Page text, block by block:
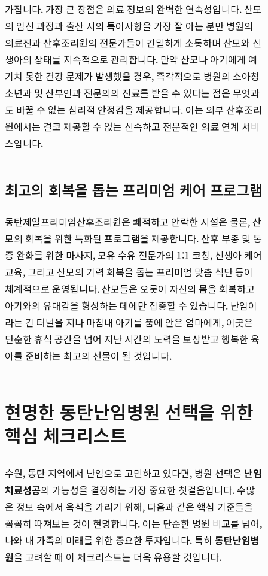
가집니다. 가장 큰 장점은 의료 정보의 완벽한 연속성입니다. 산모
의 임신 과정과 출산 시의 특이사항을 가장 잘 아는 분만 병원의
의료진과 산후조리원의 전문가들이 긴밀하게 소통하며 산모와 신
생아의 상태를 지속적으로 관리합니다. 만약 산모나 아기에게 예
기치 못한 건강 문제가 발생했을 경우, 즉각적으로 병원의 소아청
소년과 및 산부인과 전문의의 진료를 받을 수 있다는 점은 무엇과
도 바꿀 수 없는 심리적 안정감을 제공합니다. 이는 외부 산후조리
원에서는 결코 제공할 수 없는 신속하고 전문적인 의료 연계 서비
스입니다.
최고의 회복을 돕는 프리미엄 케어 프로그램
동탄제일프리미엄산후조리원은 쾌적하고 안락한 시설은 물론, 산
모의 회복을 위한 특화된 프로그램을 제공합니다. 산후 부종 및 통
증 완화를 위한 마사지, 모유 수유 전문가의 1:1 코칭, 신생아 케어
교육, 그리고 산모의 기력 회복을 돕는 프리미엄 맞춤 식단 등이
체계적으로 운영됩니다. 산모들은 오롯이 자신의 몸을 회복하고
아기와의 유대감을 형성하는 데에만 집중할 수 있습니다. 난임이
라는 긴 터널을 지나 마침내 아기를 품에 안은 엄마에게, 이곳은
단순한 휴식 공간을 넘어 지난 시간의 노력을 보상받고 행복한 육
아를 준비하는 최고의 선물이 될 것입니다.
현명한 동탄난임병원 선택을 위한
핵심 체크리스트
수원, 동탄 지역에서 난임으로 고민하고 있다면, 병원 선택은 난임
치료성공의 가능성을 결정하는 가장 중요한 첫걸음입니다. 수많
은 정보 속에서 옥석을 가리기 위해, 다음과 같은 핵심 기준들을
꼼꼼히 따져보는 것이 현명합니다. 이는 단순한 병원 비교를 넘어,
나와 내 가족의 미래를 위한 중요한 투자입니다. 특히 동탄난임병
원을 고려할 때 이 체크리스트는 더욱 유용할 것입니다.